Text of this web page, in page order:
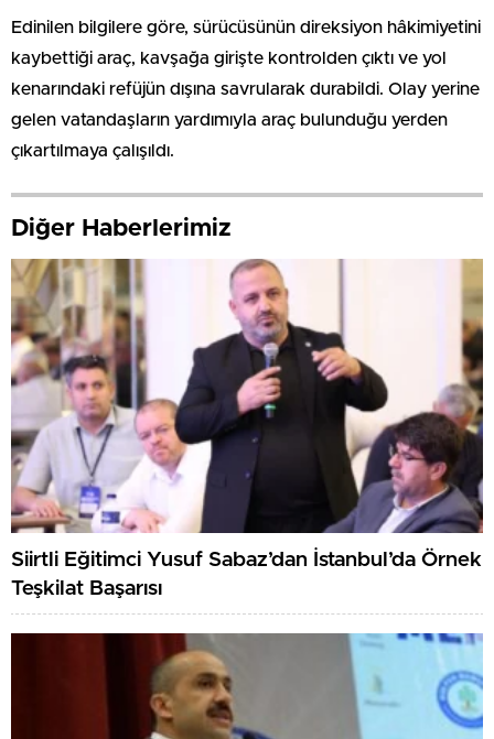
Edinilen bilgilere göre, sürücüsünün direksiyon hâkimiyetini
kaybettiği araç, kavşağa girişte kontrolden çıktı ve yol
kenarındaki refüjün dışına savrularak durabildi. Olay yerine
gelen vatandaşların yardımıyla araç bulunduğu yerden
çıkartılmaya çalışıldı.
Diğer Haberlerimiz
Siirtli Eğitimci Yusuf Sabaz’dan İstanbul’da Örnek
Teşkilat Başarısı